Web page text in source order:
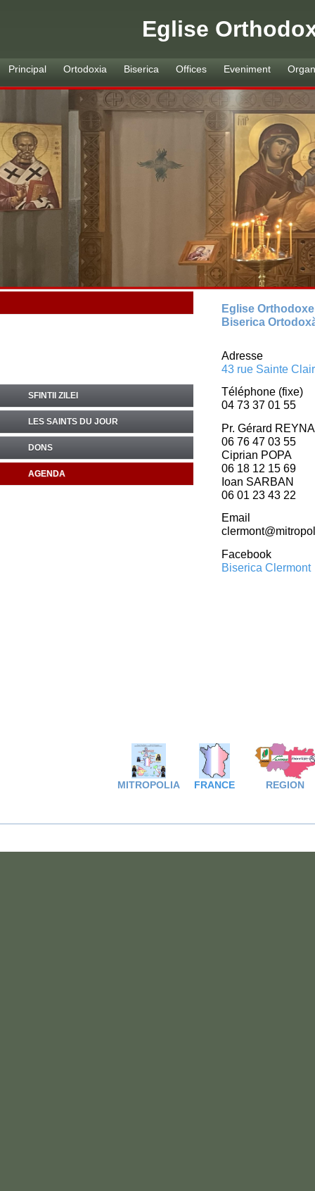
Eglise
Principal Ortodoxia Biserica Offices Eveniment
Eglise
Biserica
Adresse
43 rue Sainte
Téléphone (fixe)
04 73 37 01 55
Pr. Gérard
06 76 47 03 55
Ciprian POPA
06 18 12 15 69
Ioan SARBAN
06 01 23 43 22
Email
Facebook
Biserica Clermont
SFINTII ZILEI
LES SAINTS DU JOUR
DONS
AGENDA
MITROPOLIA FRANCE REGION